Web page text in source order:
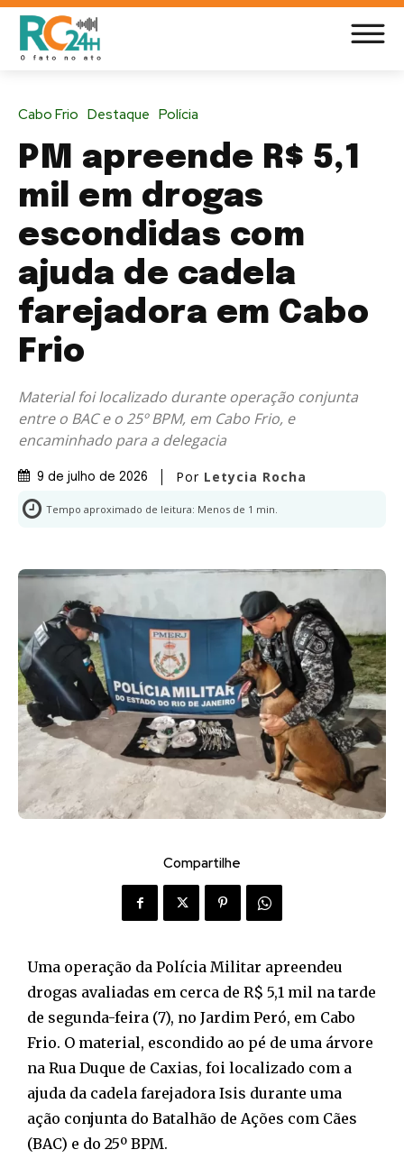
Cabo Frio Destaque Polícia
PM apreende R$ 5,1
mil em drogas
escondidas com
ajuda de cadela
farejadora em Cabo
Frio
Material foi localizado durante operação conjunta
entre o BAC e o 25º BPM, em Cabo Frio, e
encaminhado para a delegacia
9 de julho de 2026 Por Letycia Rocha
Tempo aproximado de leitura: Menos de 1 min.
Compartilhe
Uma operação da Polícia Militar apreendeu
drogas avaliadas em cerca de R$ 5,1 mil na tarde
de segunda-feira (7), no Jardim Peró, em Cabo
Frio. O material, escondido ao pé de uma árvore
na Rua Duque de Caxias, foi localizado com a
ajuda da cadela farejadora Isis durante uma
ação conjunta do Batalhão de Ações com Cães
(BAC) e do 25º BPM.